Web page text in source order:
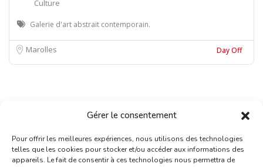
Gérer le consentement
Pour offrir les meilleures expériences, nous utilisons des technologies
telles que les cookies pour stocker et/ou accéder aux informations des
appareils. Le fait de consentir à ces technologies nous permettra de
Culture
Galerie d'art abstrait contemporain.
Marolles Day Off